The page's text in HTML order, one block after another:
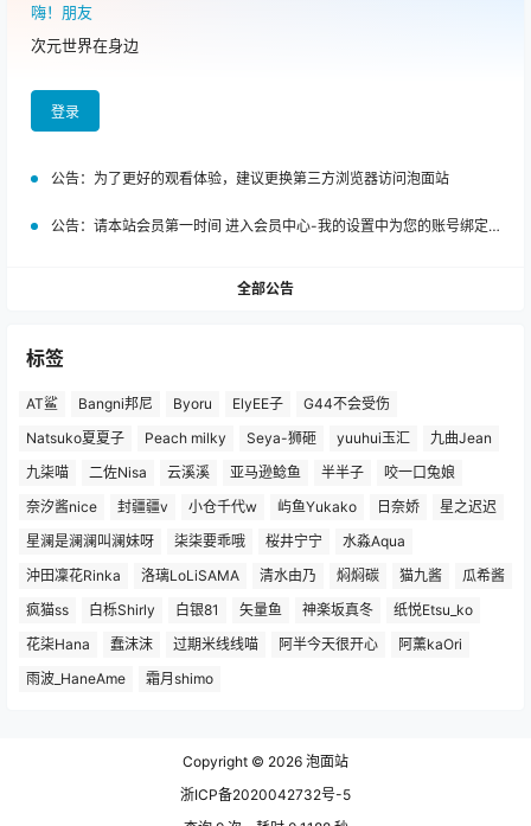
嗨！朋友
次元世界在身边
登录
公告： 为了更好的观看体验，建议更换第三方浏览器访问泡面站
公告： 请本站会员第一时间 进入会员中心-我的设置中为您的账号绑定邮箱!
全部公告
标签
AT鲨 Bangni邦尼 Byoru ElyEE子
G44不会受伤
Natsuko夏夏子
Peach milky Seya-狮砸 yuuhui玉汇
九曲Jean
九柒喵
二佐Nisa 云溪溪 亚马逊鲶鱼 半半子
咬一口兔娘
奈汐酱nice
封疆疆v 小仓千代w 屿鱼Yukako 日奈娇
星之迟迟
星澜是澜澜叫澜妹呀
柒柒要乖哦 桜井宁宁
水淼Aqua
沖田凜花Rinka
洛璃LoLiSAMA 清水由乃 焖焖碳 猫九酱
瓜希酱
疯猫ss
白栎Shirly 白银81 矢量鱼 神楽坂真冬
纸悦Etsu_ko
花柒Hana
蠢沫沫 过期米线线喵 阿半今天很开心
阿薰kaOri
雨波_HaneAme
霜月shimo
Copyright © 2026 泡面站
浙ICP备2020042732号-5